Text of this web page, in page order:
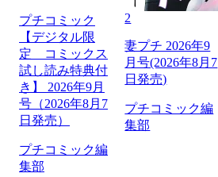
プチコミック
【デジタル限
定 コミックス
試し読み特典付
き】 2026年9月
号（2026年8月7
日発売）
プチコミック編
集部
2
妻プチ 2026年9
月号(2026年8月7
日発売)
プチコミック編
集部